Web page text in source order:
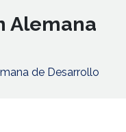
Alemana
de Desarrollo